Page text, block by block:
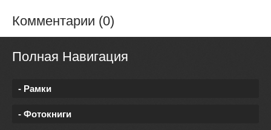
Комментарии (0)
Полная Навигация
- Рамки
- Фотокниги